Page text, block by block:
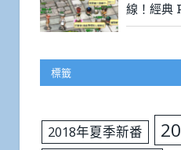
線！經典
標籤
2018年夏季新番